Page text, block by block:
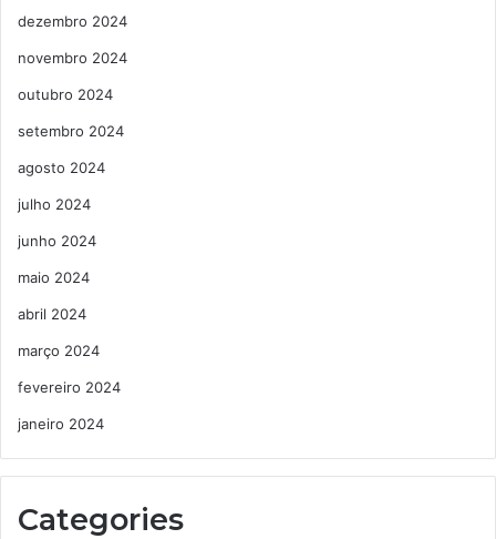
dezembro 2024
novembro 2024
outubro 2024
setembro 2024
agosto 2024
julho 2024
junho 2024
maio 2024
abril 2024
março 2024
fevereiro 2024
janeiro 2024
Categories